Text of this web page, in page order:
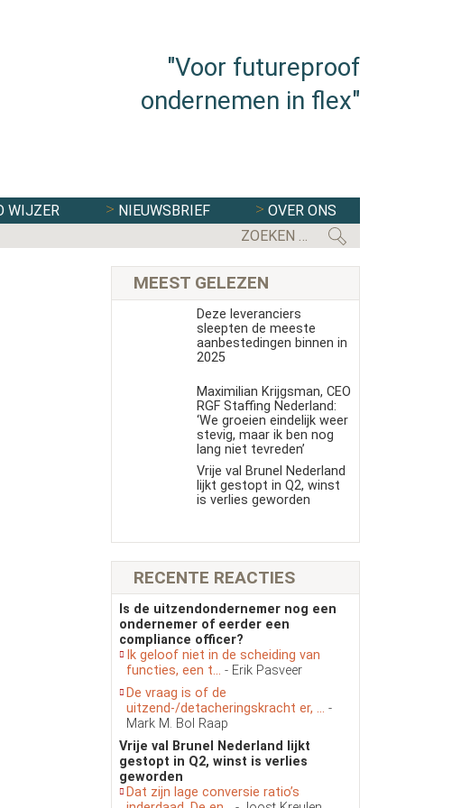
"Voor futureproof
ondernemen in flex"
WIJZER NIEUWSBRIEF
OVER ONS
FLEXBRANCHE WACHT
MEEST GELEZEN
Deze leveranciers
sleepten de meeste
aanbestedingen binnen in
2025
Maximilian Krijgsman, CEO
RGF Staffing Nederland:
‘We groeien eindelijk weer
stevig, maar ik ben nog
lang niet tevreden’
Vrije val Brunel Nederland
lijkt gestopt in Q2, winst
is verlies geworden
RECENTE REACTIES
Is de uitzendondernemer nog een
ondernemer of eerder een
compliance officer?
Ik geloof niet in de scheiding van
functies, een t... - Erik Pasveer
De vraag is of de
uitzend-/detacheringskracht er, ... -
Mark M. Bol Raap
Vrije val Brunel Nederland lijkt
gestopt in Q2, winst is verlies
geworden
Dat zijn lage conversie ratio’s